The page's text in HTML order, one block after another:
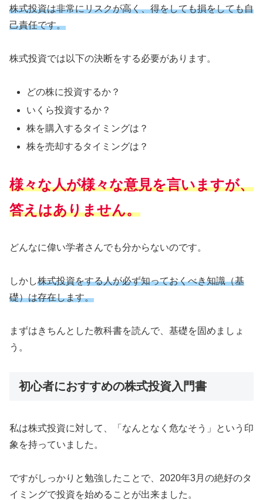
株式投資は非常にリスクが高く、得をしても損をしても自
己責任です。
株式投資では以下の決断をする必要があります。
どの株に投資するか？
いくら投資するか？
株を購入するタイミングは？
株を売却するタイミングは？
様々な人が様々な意見を言いますが、
答えはありません。
どんなに偉い学者さんでも分からないのです。
しかし株式投資をする人が必ず知っておくべき知識（基
礎）は存在します。
まずはきちんとした教科書を読んで、基礎を固めましょ
う。
初心者におすすめの株式投資入門書
私は株式投資に対して、「なんとなく危なそう」という印
象を持っていました。
ですがしっかりと勉強したことで、2020年3月の絶好のタ
イミングで投資を始めることが出来ました。